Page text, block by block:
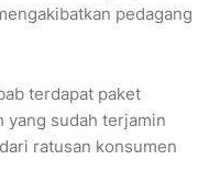
pedagang
terdapat paket
yang sudah terjamin
ratusan konsumen